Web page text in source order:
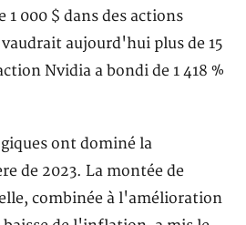
000 $ dans des actions
aujourd'hui plus de 15
Nvidia a bondi de 1 418 %
ont dominé la
de 2023. La montée de
combinée à l'amélioration